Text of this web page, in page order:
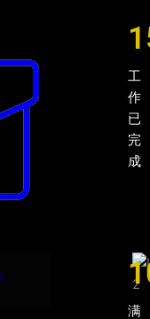
工
作
已
完
成
满